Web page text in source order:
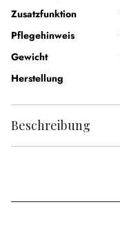
Zusatzfunktion
Pflegehinweis
Gewicht
Herstellung
Beschreibung